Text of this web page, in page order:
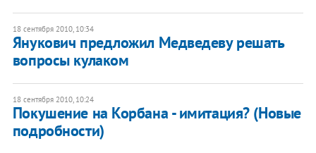
18 сентября 2010, 10:34
Янукович предложил Медведеву решать
вопросы кулаком
18 сентября 2010, 10:24
Покушение на Корбана - имитация? (Новые
подробности)